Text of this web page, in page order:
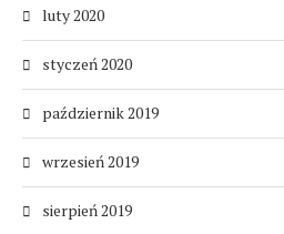
luty 2020
styczeń 2020
październik 2019
wrzesień 2019
sierpień 2019